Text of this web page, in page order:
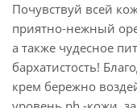
Почувствуй всей
приятно-нежный
а также чудесное
бархатистость!
крем бережно